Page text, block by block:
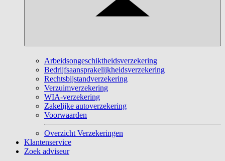
Arbeidsongeschiktheidsverzekering
Bedrijfsaansprakelijkheidsverzekering
Rechtsbijstandverzekering
Verzuimverzekering
WIA-verzekering
Zakelijke autoverzekering
Voorwaarden
Overzicht Verzekeringen
Klantenservice
Zoek adviseur